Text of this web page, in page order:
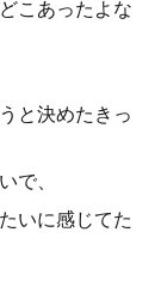
こあったよな
と決めたきっ
で、
いに感じてた